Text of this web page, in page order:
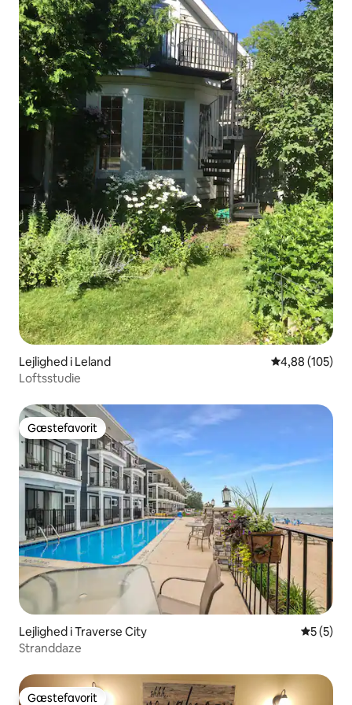
Lejlighed i Leland 4,88 ud af 5 i
4,88 (105)
Loftsstudie
Gæstefavorit
Gæstefavorit
Lejlighed i Traverse City 5 ud af 5
5 (5)
Stranddaze
Gæstefavorit